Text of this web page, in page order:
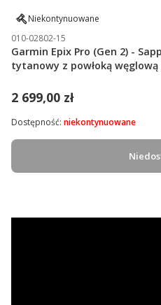
Niekontynuowane
010-02802-15
Garmin Epix Pro (Gen 2) -
tytanowy z powłoką węglową
2 699,00 zł
Dostępność: niekontynuowane